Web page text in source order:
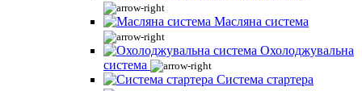
Масляна система
Охолоджувальна
система
Система стартера